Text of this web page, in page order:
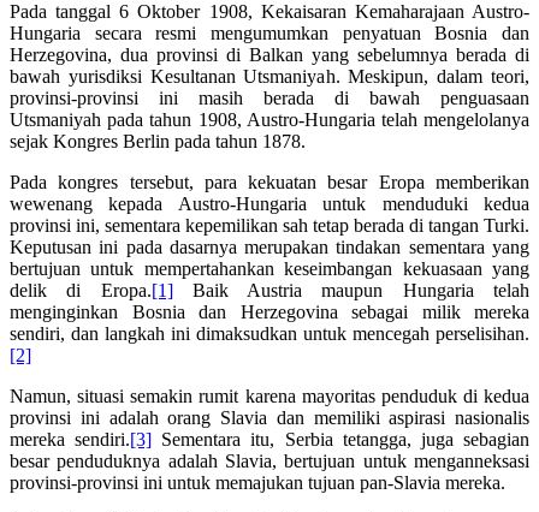
Pada tanggal 6 Oktober 1908, Kekaisaran Kemaharajaan Austro-
Hungaria secara resmi mengumumkan penyatuan Bosnia dan
Herzegovina, dua provinsi di Balkan yang sebelumnya berada di
bawah yurisdiksi Kesultanan Utsmaniyah. Meskipun, dalam teori,
provinsi-provinsi ini masih berada di bawah penguasaan
Utsmaniyah pada tahun 1908, Austro-Hungaria telah mengelolanya
sejak Kongres Berlin pada tahun 1878.
Pada kongres tersebut, para kekuatan besar Eropa memberikan
wewenang kepada Austro-Hungaria untuk menduduki kedua
provinsi ini, sementara kepemilikan sah tetap berada di tangan Turki.
Keputusan ini pada dasarnya merupakan tindakan sementara yang
bertujuan untuk mempertahankan keseimbangan kekuasaan yang
delik di Eropa.[1]Baik Austria maupun Hungaria telah
menginginkan Bosnia dan Herzegovina sebagai milik mereka
sendiri, dan langkah ini dimaksudkan untuk mencegah perselisihan.
[2]
Namun, situasi semakin rumit karena mayoritas penduduk di kedua
provinsi ini adalah orang Slavia dan memiliki aspirasi nasionalis
mereka sendiri.[3] Sementara itu, Serbia tetangga, juga sebagian
besar penduduknya adalah Slavia, bertujuan untuk menganneksasi
provinsi-provinsi ini untuk memajukan tujuan pan-Slavia mereka.